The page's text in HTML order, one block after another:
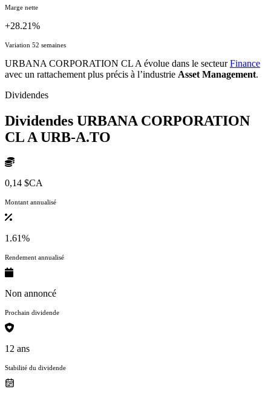
Marge nette
+28.21%
Variation 52 semaines
URBANA CORPORATION CL A évolue dans le secteurFinance
avec un rattachement plus précis à l’industrie Asset Management.
Dividendes
Dividendes URBANA CORPORATION
CL A URB-A.TO
0,14 $CA
Montant annualisé
1.61%
Rendement annualisé
Non annoncé
Prochain dividende
12 ans
Stabilité du dividende